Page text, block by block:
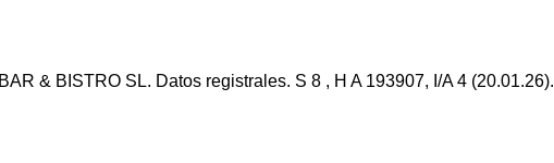
& BISTRO SL. Datos registrales. S 8 , H A 193907, I/A 4 (20.01.26).